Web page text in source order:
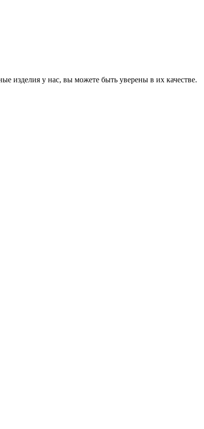
изделия у нас, вы можете быть уверены в их качестве.